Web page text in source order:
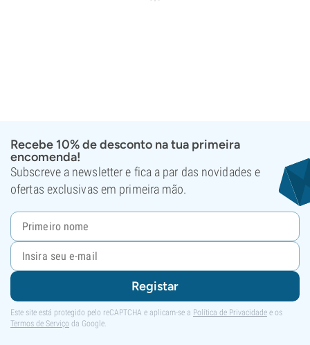
Recebe 10% de desconto na tua primeira
encomenda!
Subscreve a newsletter e fica a par das novidades e
ofertas exclusivas em primeira mão.
Registar
Este site está protegido pelo reCAPTCHA e aplicam-se a Política de Privacidade e os
Termos de Serviço da Google.